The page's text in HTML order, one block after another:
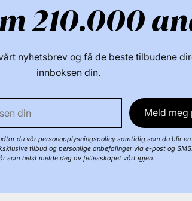
210.000
nyhetsbrev og få de beste tilbudene
innboksen din.
Meld meg
du vår personopplysningspolicy samtidig som du blir
tilbud og personlige anbefalinger via e-post og
som helst melde deg av fellesskapet vårt igjen.